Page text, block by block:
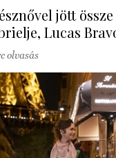
jött
Lucas
olvasás